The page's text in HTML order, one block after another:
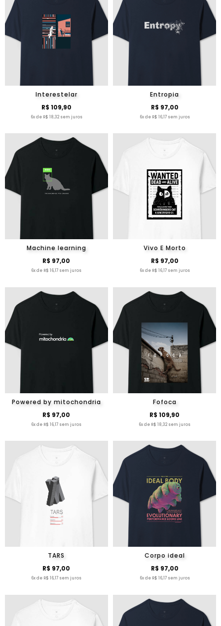
Interestelar
R$ 109,90
6x de R$ 18,32 sem juros
Entropia
R$ 97,00
6x de R$ 16,17 sem juros
Machine learning
R$ 97,00
6x de R$ 16,17 sem juros
Vivo E Morto
R$ 97,00
6x de R$ 16,17 sem juros
Powered by mitochondria
R$ 97,00
6x de R$ 16,17 sem juros
Fofoca
R$ 109,90
6x de R$ 18,32 sem juros
TARS
R$ 97,00
6x de R$ 16,17 sem juros
Corpo ideal
R$ 97,00
6x de R$ 16,17 sem juros